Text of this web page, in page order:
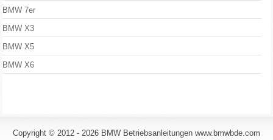
BMW 7er
BMW X3
BMW X5
BMW X6
Copyright © 2012 - 2026 BMW Betriebsanleitungen www.bmwbde.com